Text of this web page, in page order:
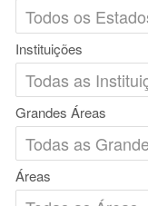
Instituições
Grandes Áreas
Áreas